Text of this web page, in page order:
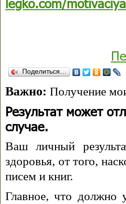
Поделиться…
Важно: Получение
Результат может
случае.
Ваш личный
здоровья, от того,
писем и книг.
Главное, что должно